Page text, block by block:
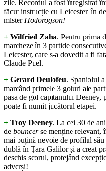
zile. Recordul a fost înregistrat
făcut instrucție cu Leicester, în
mister Hodorogson!
+ Wilfried Zaha. Pentru prima
marcheze în 3 partide
Leicester, care s-a dovedit a fi
Claude Puel.
+ Gerard Deulofeu. Spaniolul
marcând primele 3 goluri ale
pasă de gol căpitanului Deeney,
poate fi numit jucătorul etapei.
+ Troy Deeney. La cei 30 de
de bouncerse menține relevant,
mai puțină nevoie de profilul său
dublă în Țara Galilor și a creat
deschis scorul, protejând
adverși!